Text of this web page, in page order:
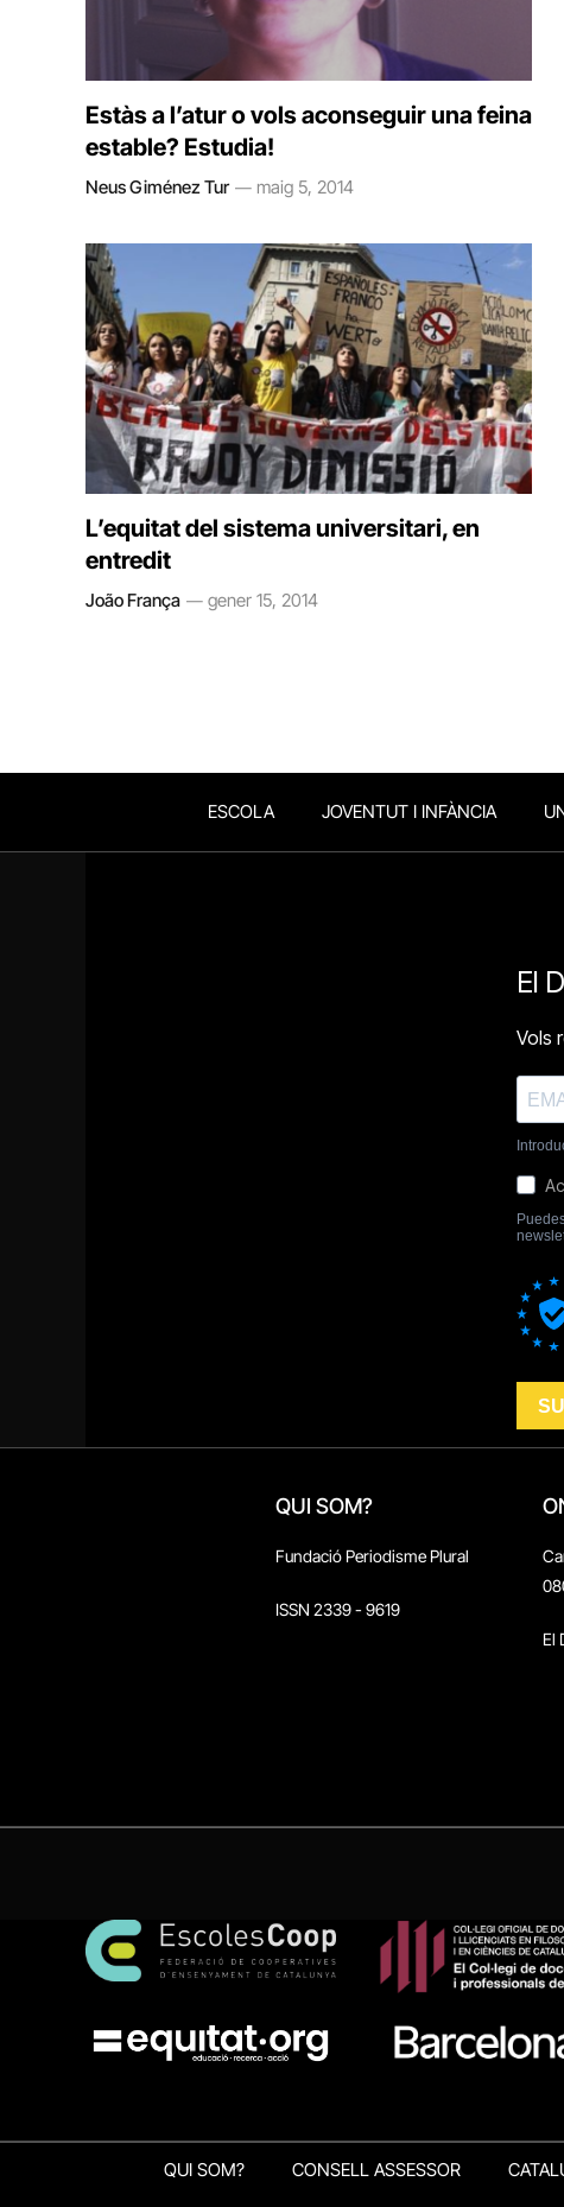
Estàs a l’atur o vols aconseguir una feina
estable? Estudia!
Neus Giménez Tur maig 5, 2014
L’equitat del sistema universitari, en
entredit
João França gener 15, 2014
ESCOLA JOVENTUT I INFÀNCIA
QUI SOM?
Fundació Periodisme Plural
ISSN 2339 - 9619
El
QUI SOM? CONSELL ASSESSOR